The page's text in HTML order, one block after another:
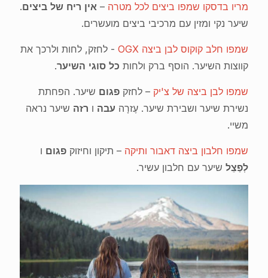
מריו בדסקו שמפו ביצים לכל מטרה – אין ריח של ביצים.
שיער נקי ומזין עם מרכיבי ביצים מועשרים.
שמפו חלב קוקוס לבן ביצה OGX
- לחזק, לחות ולרכך את
קווצות השיער. הוסף ברק ולחות כל סוגי השיער.
שמפו לבן ביצה של צ'יק – לחזק פגום שיער. הפחתת
נשירת שיער ושבירת שיער. עֶזרָה עבה ו רזה שיער נראה
משיי.
שמפו חלבון ביצה דאבור ותיקה – תיקון וחיזוק פגום ו
לְפַצֵל שיער עם חלבון עשיר.